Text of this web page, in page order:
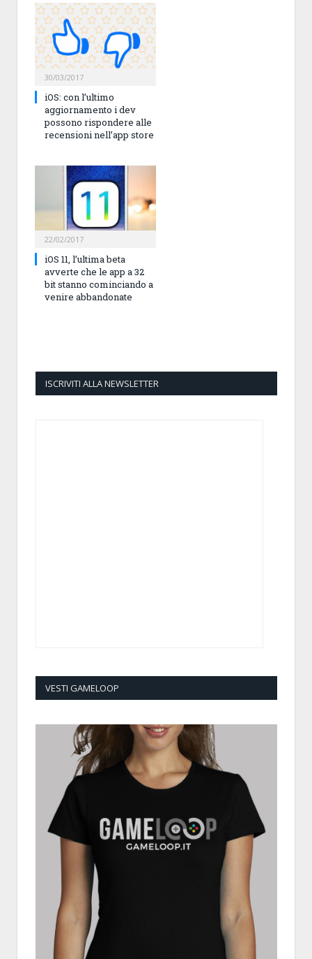
30/03/2017
iOS: con l’ultimo
aggiornamento i dev
possono rispondere alle
recensioni nell’app store
22/02/2017
iOS 11, l’ultima beta
avverte che le app a 32
bit stanno cominciando a
venire abbandonate
ISCRIVITI ALLA NEWSLETTER
VESTI GAMELOOP